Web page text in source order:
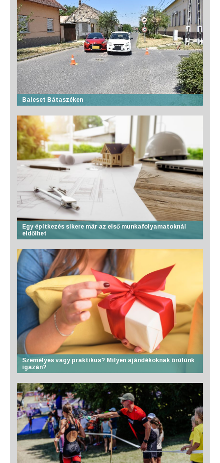
Baleset Bátaszéken
Egy építkezés sikere már az első munkafolyamatoknál
eldőlhet
Személyes vagy praktikus? Milyen ajándékoknak örülünk
igazán?